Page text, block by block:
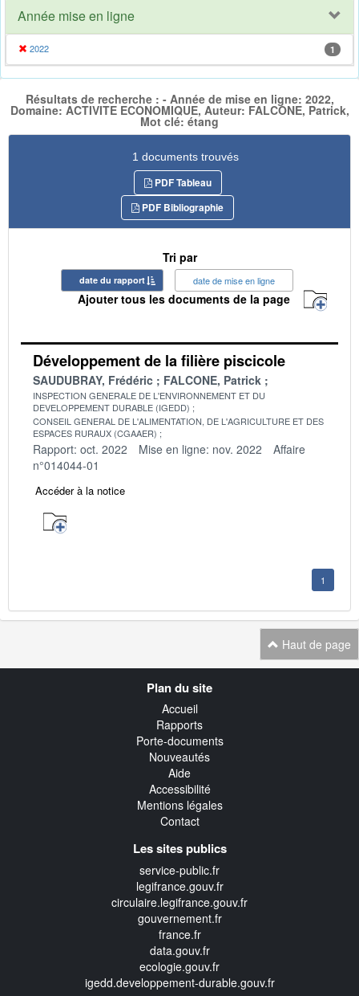
Année mise en ligne
2022 1
Résultats de recherche : - Année de mise en ligne: 2022,
Domaine: ACTIVITE ECONOMIQUE, Auteur: FALCONE, Patrick,
Mot clé: étang
1 documents trouvés
PDF Tableau
PDF Bibliographie
Tri par
date du rapport date de mise en ligne
Ajouter tous les documents de la page
Développement de la filière piscicole
SAUDUBRAY, Frédéric FALCONE, Patrick
INSPECTION GENERALE DE L'ENVIRONNEMENT ET DU
DEVELOPPEMENT DURABLE (IGEDD)
CONSEIL GENERAL DE L'ALIMENTATION, DE L'AGRICULTURE ET DES
ESPACES RURAUX (CGAAER)
Rapport: oct. 2022 Mise en ligne: nov. 2022
Affaire
n°014044-01
Accéder à la notice
1
Haut de page
Plan du site
Accueil
Rapports
Porte-documents
Nouveautés
Aide
Accessibilité
Mentions légales
Contact
Les sites publics
service-public.fr
legifrance.gouv.fr
circulaire.legifrance.gouv.fr
gouvernement.fr
france.fr
data.gouv.fr
ecologie.gouv.fr
igedd.developpement-durable.gouv.fr